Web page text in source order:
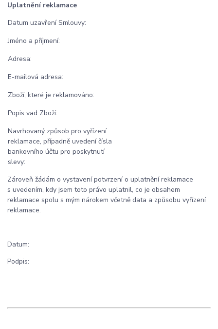
Uplatnění reklamace
Datum uzavření Smlouvy:
Jméno a příjmení:
Adresa:
E-mailová adresa:
Zboží, které je reklamováno:
Popis vad Zboží:
Navrhovaný způsob pro vyřízení
reklamace, případně uvedení čísla
bankovního účtu pro poskytnutí
slevy:
Zároveň žádám o vystavení potvrzení o uplatnění reklamace
s uvedením, kdy jsem toto právo uplatnil, co je obsahem
reklamace spolu s mým nárokem včetně data a způsobu vyřízení
reklamace.
Datum:
Podpis: